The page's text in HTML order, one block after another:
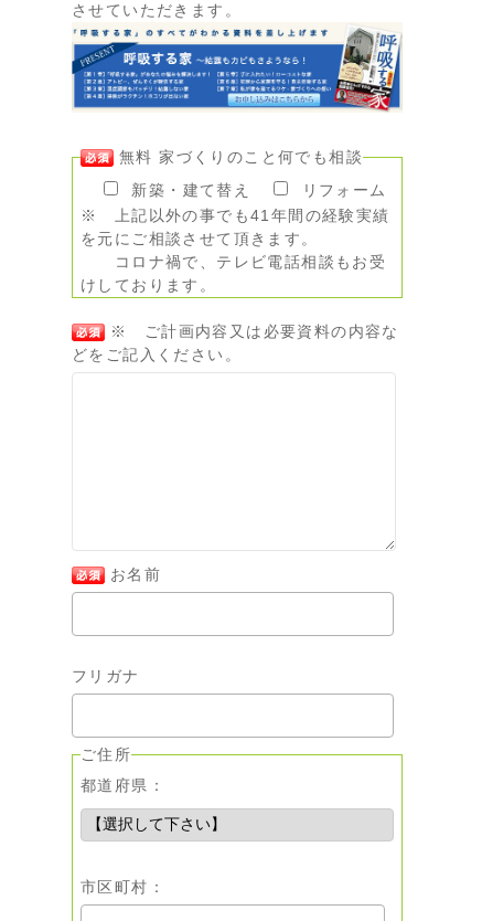
させていただきます。
無料 家づくりのこと何でも相談
新築・建て替え
リフォーム
※ 上記以外の事でも41年間の経験実績
を元にご相談させて頂きます。
コロナ禍で、テレビ電話相談もお受
けしております。
※ ご計画内容又は必要資料の内容な
どをご記入ください。
お名前
フリガナ
ご住所
都道府県：
市区町村：